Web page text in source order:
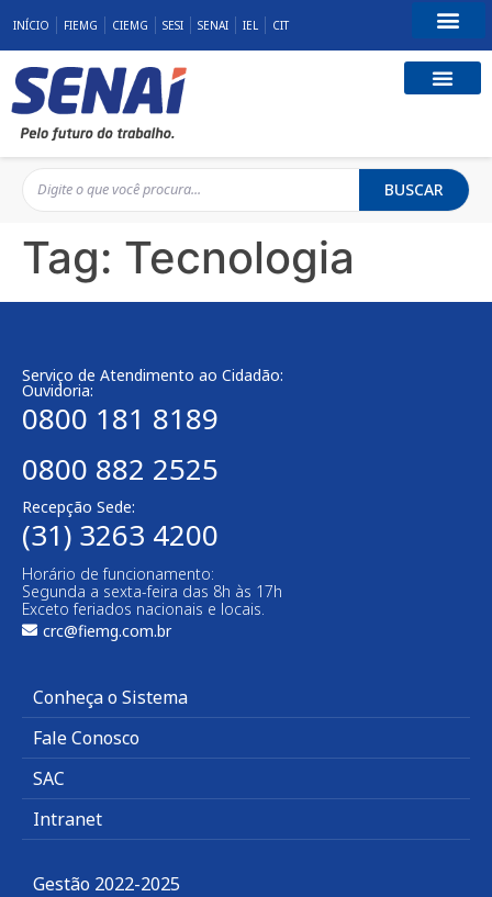
INÍCIO FIEMG CIEMG SESI SENAI IEL CIT
BUSCAR
Tag: Tecnologia
Serviço de Atendimento ao Cidadão:
Ouvidoria:
0800 181 8189
0800 882 2525
Recepção Sede:
(31) 3263 4200
Horário de funcionamento:
Segunda a sexta-feira das 8h às 17h
Exceto feriados nacionais e locais.
crc@fiemg.com.br
Conheça o Sistema
Fale Conosco
SAC
Intranet
Gestão 2022-2025